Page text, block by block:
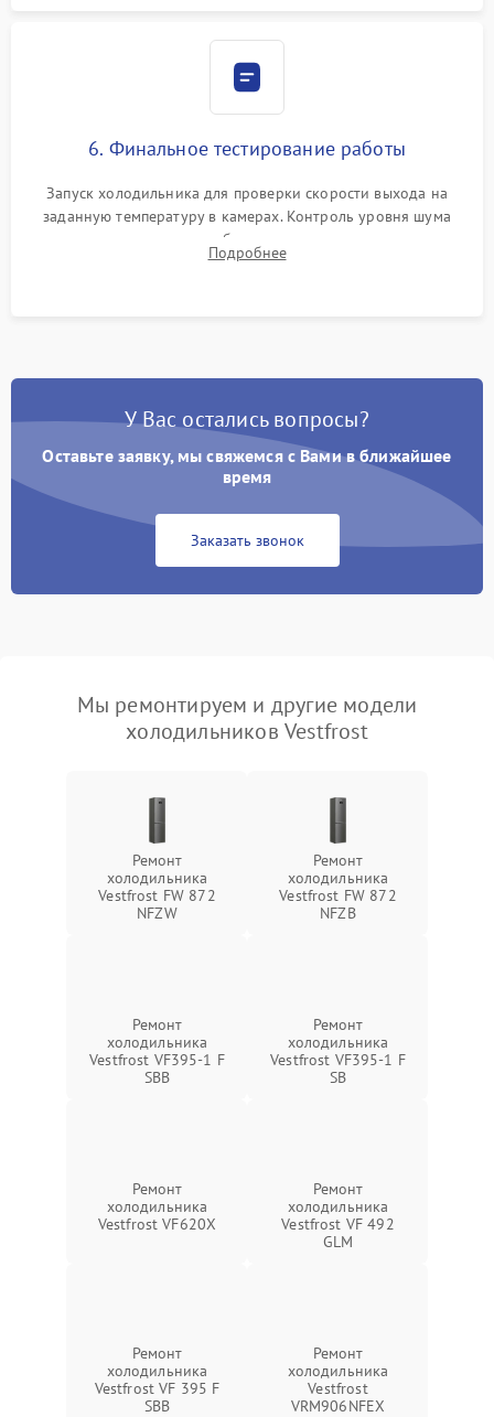
6. Финальное тестирование работы
Запуск холодильника для проверки скорости выхода на
заданную температуру в камерах. Контроль уровня шума
компрессора, отсутствия обмерзания стенок и корректного
срабатывания системы автоматической оттайки.
Подробнее
У Вас остались вопросы?
Оставьте заявку, мы свяжемся с Вами в ближайшее
время
Заказать звонок
Мы ремонтируем и другие модели
холодильников Vestfrost
Ремонт
холодильника
Vestfrost FW 872
NFZW
Ремонт
холодильника
Vestfrost FW 872
NFZВ
Ремонт
холодильника
Vestfrost VF395-1 F
SBB
Ремонт
холодильника
Vestfrost VF395-1 F
SB
Ремонт
холодильника
Vestfrost VF620X
Ремонт
холодильника
Vestfrost VF 492
GLM
Ремонт
холодильника
Vestfrost VF 395 F
SBB
Ремонт
холодильника
Vestfrost
VRM906NFEX